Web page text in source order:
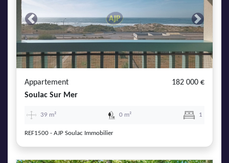
Previous Next
Appartement
182 000 €
Soulac Sur Mer
39 m² 0 m² 1
REF1500 - AJP Soulac Immobilier